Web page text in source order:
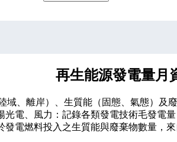
再生能源發電量月
、離岸）、生質能（固態、氣態）
電、風力：記錄各類發電技術毛發電
電燃料投入之生質能與廢棄物數量，